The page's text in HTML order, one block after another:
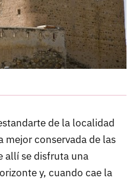
de la localidad
mejor conservada de las
allí se disfruta una
y, cuando cae la